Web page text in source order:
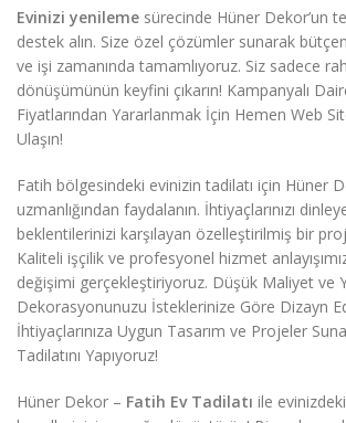
Evinizi yenileme sürecinde Hüner Dekor’un
destek alın. Size özel çözümler sunarak
ve işi zamanında tamamlıyoruz. Siz sadece
dönüşümünün keyfini çıkarın! Kampanyalı
Fiyatlarından Yararlanmak İçin Hemen Web
Ulaşın!
Fatih bölgesindeki evinizin tadilatı için Hüner
uzmanlığından faydalanın. İhtiyaçlarınızı
beklentilerinizi karşılayan özelleştirilmiş bir
Kaliteli işçilik ve profesyonel hizmet
değişimi gerçekleştiriyoruz. Düşük Maliyet ve
Dekorasyonunuzu İsteklerinize Göre Dizayn
İhtiyaçlarınıza Uygun Tasarım ve Projeler
Tadilatını Yapıyoruz!
Hüner Dekor – Fatih Ev Tadilatı ile